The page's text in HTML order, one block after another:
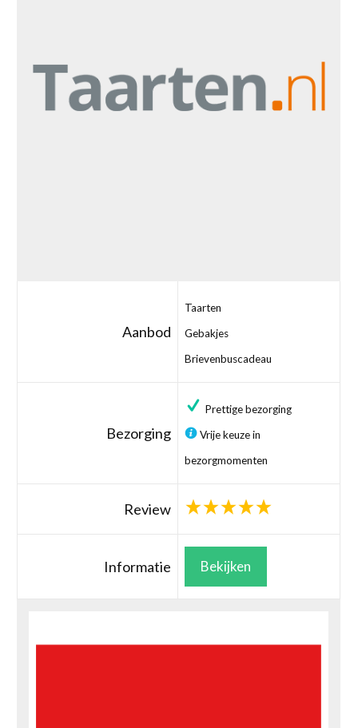
Aanbod
Taarten
Gebakjes
Brievenbuscadeau
Bezorging
Prettige bezorging
Vrije keuze in
bezorgmomenten
Review
Informatie Bekijken